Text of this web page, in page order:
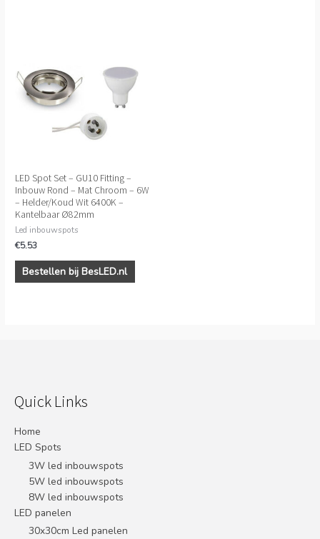
LED Spot Set – GU10 Fitting –
Inbouw Rond – Mat Chroom – 6W
– Helder/Koud Wit 6400K –
Kantelbaar Ø82mm
Led inbouwspots
€5.53
Bestellen bij BesLED.nl
Quick Links
Home
LED Spots
3W led inbouwspots
5W led inbouwspots
8W led inbouwspots
LED panelen
30x30cm Led panelen